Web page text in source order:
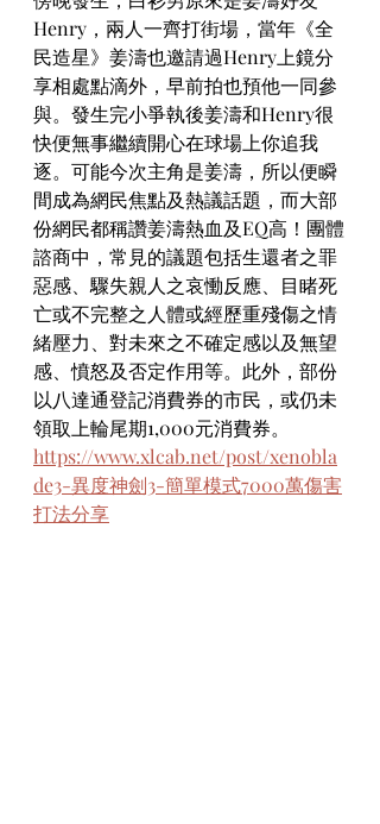
Henry，兩人一齊打街場，當年《全
民造星》姜濤也邀請過Henry上鏡分
享相處點滴外，早前拍也預他一同參
與。發生完小爭執後姜濤和Henry很
快便無事繼續開心在球場上你追我
逐。可能今次主角是姜濤，所以便瞬
間成為網民焦點及熱議話題，而大部
份網民都稱讚姜濤熱血及EQ高！團體
諮商中，常見的議題包括生還者之罪
惡感、驟失親人之哀慟反應、目睹死
亡或不完整之人體或經歷重殘傷之情
緒壓力、對未來之不確定感以及無望
感、憤怒及否定作用等。此外，部份
以八達通登記消費券的市民，或仍未
領取上輪尾期1,000元消費券。
https://www.xlcab.net/post/xenobla
de3-異度神劍3-簡單模式7000萬傷害
打法分享